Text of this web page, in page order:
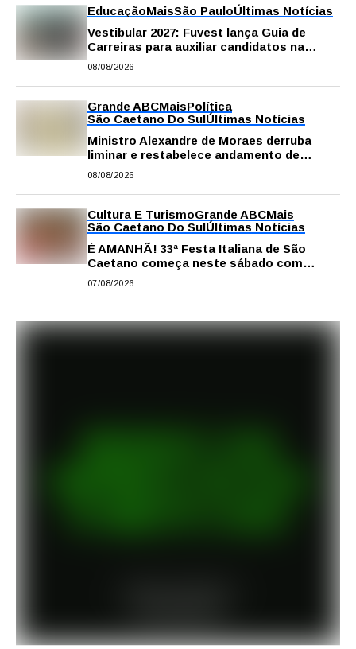
EducaçãoMaisSão PauloÚltimas Notícias
Vestibular 2027: Fuvest lança Guia de
Carreiras para auxiliar candidatos na
escolha da profissão
08/08/2026
Grande ABCMaisPolítica
São Caetano Do SulÚltimas Notícias
Ministro Alexandre de Moraes derruba
liminar e restabelece andamento de
comissão processante contra vereador
08/08/2026
Cultura E TurismoGrande ABCMais
São Caetano Do SulÚltimas Notícias
É AMANHÃ! 33ª Festa Italiana de São
Caetano começa neste sábado com
gastronomia, música e solidariedade
07/08/2026